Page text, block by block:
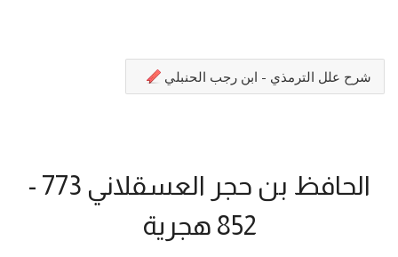
شرح علل الترمذي - ابن رجب الحنبلي
الحافظ بن حجر العسقلاني 773 -
852 هجرية